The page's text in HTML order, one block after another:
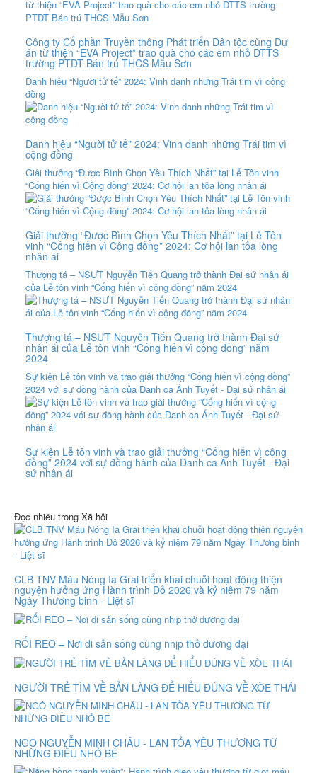
Công ty Cổ phần Truyền thông Phát triển Dân tộc cùng Dự
án từ thiện “EVA Project” trao quà cho các em nhỏ DTTS
trường PTDT Bán trú THCS Mẫu Sơn
Danh hiệu “Người tử tế” 2024: Vinh danh những Trái tim vì cộng
đồng
Danh hiệu “Người tử tế” 2024: Vinh danh những Trái tim vì
cộng đồng
Giải thưởng “Được Bình Chọn Yêu Thích Nhất” tại Lễ Tôn vinh
“Cống hiến vì Cộng đồng” 2024: Cơ hội lan tỏa lòng nhân ái
Giải thưởng “Được Bình Chọn Yêu Thích Nhất” tại Lễ Tôn
vinh “Cống hiến vì Cộng đồng” 2024: Cơ hội lan tỏa lòng
nhân ái
Thượng tá – NSƯT Nguyễn Tiến Quang trở thành Đại sứ nhân ái
của Lễ tôn vinh “Cống hiến vì cộng đồng” năm 2024
Thượng tá – NSƯT Nguyễn Tiến Quang trở thành Đại sứ
nhân ái của Lễ tôn vinh “Cống hiến vì cộng đồng” năm
2024
Sự kiện Lễ tôn vinh và trao giải thưởng “Cống hiến vì cộng đồng”
2024 với sự đồng hành của Danh ca Ánh Tuyết - Đại sứ nhân ái
Sự kiện Lễ tôn vinh và trao giải thưởng “Cống hiến vì cộng
đồng” 2024 với sự đồng hành của Danh ca Ánh Tuyết - Đại
sứ nhân ái
Đọc nhiều trong Xã hội
CLB TNV Máu Nóng Ia Grai triển khai chuỗi hoạt động thiện
nguyện hưởng ứng Hành trình Đỏ 2026 và kỷ niệm 79 năm
Ngày Thương binh - Liệt sĩ
RỐI REO – Nơi di sản sống cùng nhịp thở đương đại
NGƯỜI TRẺ TÌM VỀ BẢN LÀNG ĐỂ HIỂU ĐÚNG VỀ XÒE THÁI
NGÔ NGUYỄN MINH CHÂU - LAN TỎA YÊU THƯƠNG TỪ
NHỮNG ĐIỀU NHỎ BÉ